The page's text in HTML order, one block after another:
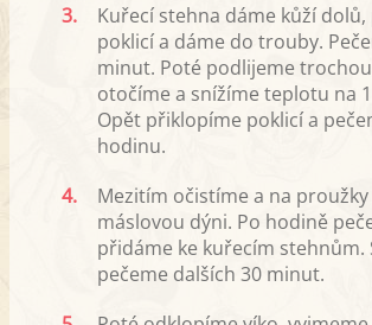
3.
Kuřecí stehna dáme kůží
poklicí a dáme do trouby.
minut. Poté podlijeme
otočíme a snížíme teplotu na
Opět přiklopíme poklicí a
hodinu.
4.
Mezitím očistíme a na
máslovou dýni. Po hodině
přidáme ke kuřecím stehnům.
pečeme dalších 30 minut.